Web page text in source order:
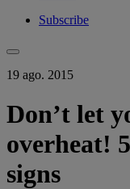
Subscribe
19 ago. 2015
Don’t let
overheat!
signs